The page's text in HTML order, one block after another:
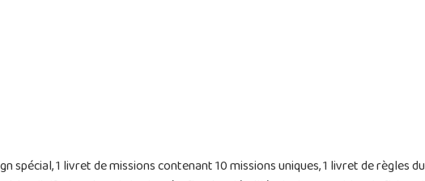
spécial, 1 livret de missions contenant 10 missions uniques, 1 livret de règles